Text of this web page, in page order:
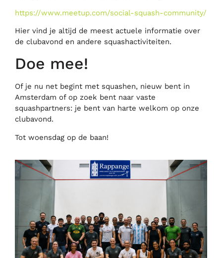
https://www.meetup.com/social-squash-community/
Hier vind je altijd de meest actuele informatie over
de clubavond en andere squashactiviteiten.
Doe mee!
Of je nu net begint met squashen, nieuw bent in
Amsterdam of op zoek bent naar vaste
squashpartners: je bent van harte welkom op onze
clubavond.
Tot woensdag op de baan!